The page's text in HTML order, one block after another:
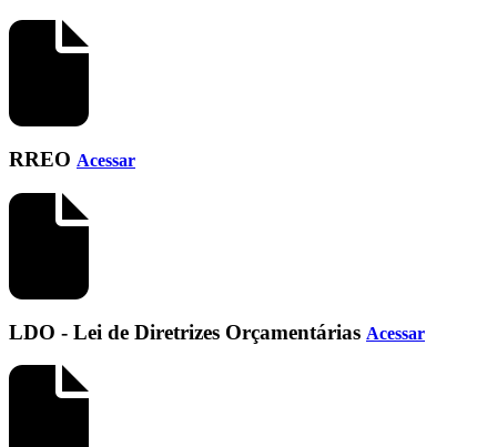
RREO Acessar
LDO - Lei de Diretrizes Orçamentárias Acessar